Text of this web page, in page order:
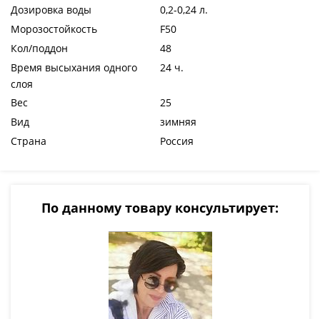
Дозировка воды
0,2-0,24 л.
Морозостойкость
F50
Кол/поддон
48
Время высыхания одного
слоя
24 ч.
Вес
25
Вид
зимняя
Страна
Россия
По данному товару консультирует: